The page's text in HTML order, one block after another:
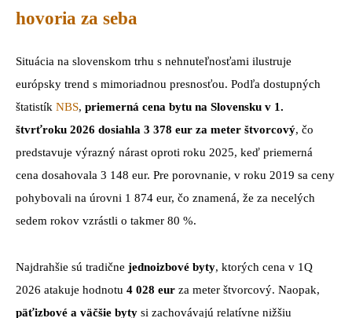
hovoria za seba
Situácia na slovenskom trhu s nehnuteľnosťami ilustruje
európsky trend s mimoriadnou presnosťou. Podľa dostupných
štatistík NBS, priemerná cena bytu na Slovensku v 1.
štvrťroku 2026 dosiahla 3 378 eur za meter štvorcový, čo
predstavuje výrazný nárast oproti roku 2025, keď priemerná
cena dosahovala 3 148 eur. Pre porovnanie, v roku 2019 sa ceny
pohybovali na úrovni 1 874 eur, čo znamená, že za necelých
sedem rokov vzrástli o takmer 80 %.
Najdrahšie sú tradične jednoizbové byty, ktorých cena v 1Q
2026 atakuje hodnotu 4 028 eur za meter štvorcový. Naopak,
päťizbové a väčšie byty si zachovávajú relatívne nižšiu